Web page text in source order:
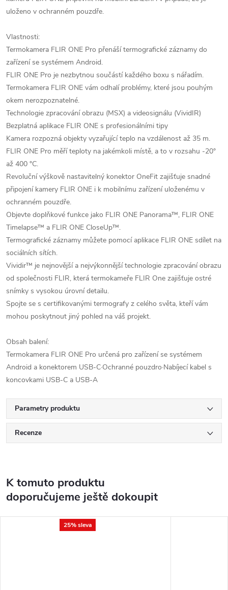
uloženo v ochranném pouzdře.
Vlastnosti:
Termokamera FLIR ONE Pro přenáší termografické záznamy do
zařízení se systémem Android.
FLIR ONE Pro je nezbytnou součástí každého boxu s nářadím.
Termokamera FLIR ONE vám odhalí problémy, které jsou pouhým
okem nerozpoznatelné.
Technologie zpracování obrazu (MSX) a videosignálu (VividIR)
Bezplatná aplikace FLIR ONE s profesionálními tipy
Kamera rozpozná objekty vyzařující teplo na vzdálenost až 35 m.
FLIR ONE Pro měří teploty na jakémkoli místě, a to v rozsahu -20°
až 400 °C.
Revoluční výškově nastavitelný konektor OneFit zajišťuje snadné
připojení kamery FLIR ONE i k mobilnímu zařízení uloženému v
ochranném pouzdře.
Objevte doplňkové funkce jako FLIR ONE Panorama™, FLIR ONE
Timelapse™ a FLIR ONE CloseUp™.
Termografické záznamy můžete pomocí aplikace FLIR ONE sdílet na
sociálních sítích.
Vividir™ je nejnovější a nejvýkonnější technologie zpracování obrazu
od společnosti FLIR, která termokameře FLIR One zajišťuje ostré
snímky s vysokou úrovní detailu.
Spojte se s certifikovanými termografy z celého světa, kteří vám
mohou poskytnout jiný pohled na váš projekt.
Obsah balení:
Termokamera FLIR ONE Pro určená pro zařízení se systémem
Android a konektorem USB-C·Ochranné pouzdro·Nabíjecí kabel s
koncovkami USB-C a USB-A
Parametry produktu
Recenze
K tomuto produktu
doporučujeme ještě dokoupit
25% sleva